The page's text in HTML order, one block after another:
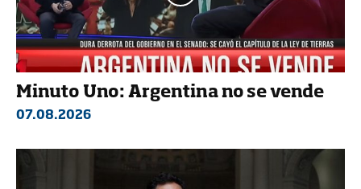
Minuto Uno: Argentina no se vende
07.08.2026